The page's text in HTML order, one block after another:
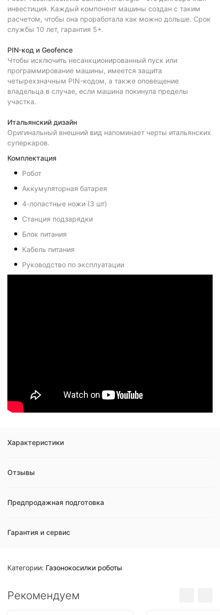
инвестиция. Каждый компонент машины создан с таким
расчетом, чтобы она проработала как можно дольше. Срок
службы 10 лет, гарантия 5+.
PIN-код и Geofence
Чтобы исключить несанкционированный пуск или
программирование машины, имеется защита
четырехзначным PIN-кодом, а также оповещение
владельца в случае, если машина покинула пределы
участка.
Итальянский дизайн
Оригинальный внешний вид напоминает черты итальянских
суперкаров.
Комплектация
Робот
Аккумуляторная батарея
4-лопастные ножи (3 шт)
Станция подзарядки
Блок питания
Кабель питания
Руководство по эксплуатации
Характеристики
Отзывы
Предпродажная подготовка
Гарантия и сервис
Категории: Газонокосилки роботы
Рекомендуем